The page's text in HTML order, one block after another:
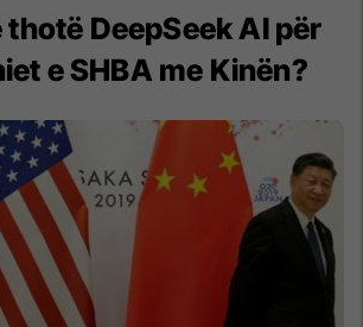
thotë DeepSeek AI për
e SHBA me Kinën?